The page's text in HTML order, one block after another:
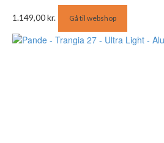
1.149,00kr. Gå til webshop